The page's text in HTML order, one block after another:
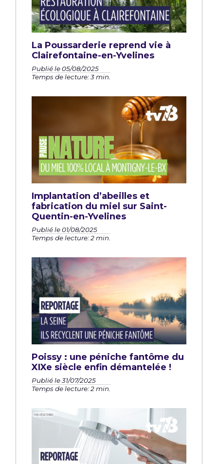
La Poussarderie reprend vie à
Clairefontaine-en-Yvelines
Publié le 05/08/2025
Temps de lecture: 3 min.
Implantation d’abeilles et
fabrication du miel sur Saint-
Quentin-en-Yvelines
Publié le 01/08/2025
Temps de lecture: 2 min.
Poissy : une péniche fantôme du
XIXe siècle enfin démantelée !
Publié le 31/07/2025
Temps de lecture: 2 min.